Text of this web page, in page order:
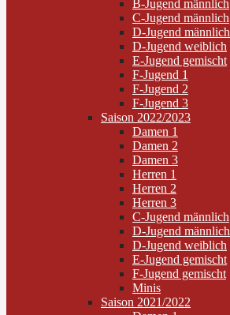
B-Jugend männlich
C-Jugend männlich
D-Jugend männlich
D-Jugend weiblich
E-Jugend gemischt
F-Jugend 1
F-Jugend 2
F-Jugend 3
Saison 2022/2023
Damen 1
Damen 2
Damen 3
Herren 1
Herren 2
Herren 3
C-Jugend männlich
D-Jugend männlich
D-Jugend weiblich
E-Jugend gemischt
F-Jugend gemischt
Minis
Saison 2021/2022